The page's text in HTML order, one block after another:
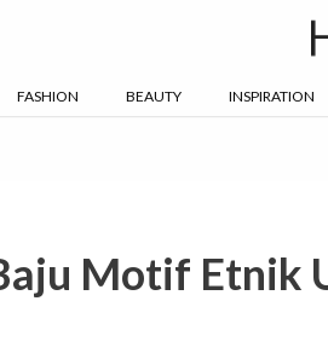
FASHION BEAUTY INSPIRATION
Motif Etnik